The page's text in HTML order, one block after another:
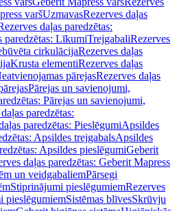
varšUzmavasRezerves daļas
daļas paredzētas:
paredzētas: LīkumiTrejgabaliRezerves
cirkulācijaRezerves daļas
Krusta elementiRezerves daļas
pārejasRezerves daļas
Pārejas un savienojumi,
Pārejas un savienojumi,
paredzētas:
paredzētas: PieslēgumiApsildes
Apsildes trejgabalsApsildes
Apsildes pieslēgumiGeberit
daļas paredzētas: Geberit Mapress
un veidgabaliemPārsegi
Stiprinājumi pieslēgumiemRezerves
pieslēgumiemSistēmas blīvesSkrūvju